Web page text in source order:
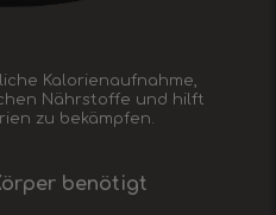
Kalorienaufnahme,
Nährstoffe und hilft
zu bekämpfen.
benötigt